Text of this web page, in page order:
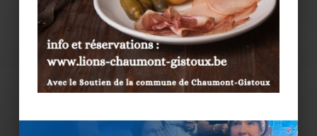
Skip back to main navigation
Post navigation